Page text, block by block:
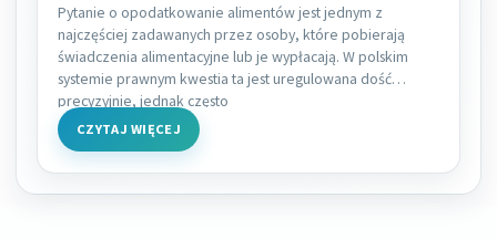
Pytanie o opodatkowanie alimentów jest jednym z
najczęściej zadawanych przez osoby, które pobierają
świadczenia alimentacyjne lub je wypłacają. W polskim
systemie prawnym kwestia ta jest uregulowana dość
precyzyjnie, jednak często
CZYTAJ WIĘCEJ